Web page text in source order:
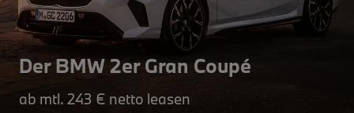
Der BMW 2er Gran Coupé
ab mtl. 243 € netto leasen